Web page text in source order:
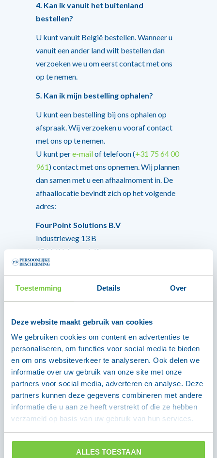
Toestemming Details Over
Deze website maakt gebruik van cookies
We gebruiken cookies om content en advertenties te
personaliseren, om functies voor social media te bieden
en om ons websiteverkeer te analyseren. Ook delen we
informatie over uw gebruik van onze site met onze
partners voor social media, adverteren en analyse. Deze
partners kunnen deze gegevens combineren met andere
informatie die u aan ze heeft verstrekt of die ze hebben
verzameld op basis van uw gebruik van hun services.
ALLES TOESTAAN
4. Kan ik vanuit het buitenland
bestellen?
U kunt vanuit België bestellen. Wanneer u
vanuit een ander land wilt bestellen dan
verzoeken we u om eerst contact met ons
op te nemen.
5. Kan ik mijn bestelling ophalen?
U kunt een bestelling bij ons ophalen op
afspraak. Wij verzoeken u vooraf contact
met ons op te nemen.
U kunt pere-mailof telefoon (+31 75 64 00
961) contact met ons opnemen. Wij plannen
dan samen met u een afhaalmoment in. De
afhaallocatie bevindt zich op het volgende
adres:
FourPoint Solutions B.V
Industrieweg 13 B
1566 JN Assendelft
afhaalpunt bij u in de buurt selecteren.
6. Wat gebeurt er wanneer ik niet thuis
Wanneer u niet thuis bent, zal PostNL een
bericht achterlaten en de volgende werkdag
een nieuwe afleverpoging doen.
7. Wat zijn de bezorgkosten?
De verzendkosten binnen Nederland
bedragen € 8,29 inclusief btw. Bij
bestellingen boven € 60 (incl. btw) worden